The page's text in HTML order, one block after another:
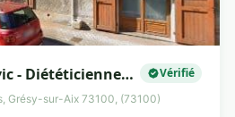
- Diététicienne
sur Aix Aix les
Vérifié
Grésy-sur-Aix 73100, (73100)